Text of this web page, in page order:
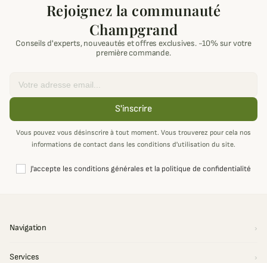
Rejoignez la communauté
Champgrand
Conseils d'experts, nouveautés et offres exclusives. -10% sur votre
première commande.
S'inscrire
Vous pouvez vous désinscrire à tout moment. Vous trouverez pour cela nos
informations de contact dans les conditions d'utilisation du site.
J'accepte les conditions générales et la politique de confidentialité
Navigation
Services